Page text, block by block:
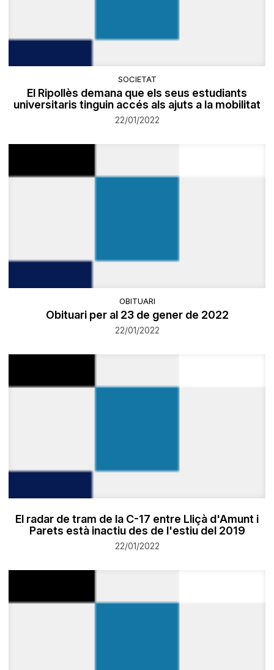
SOCIETAT
El Ripollès demana que els seus estudiants
universitaris tinguin accés als ajuts a la mobilitat
22/01/2022
OBITUARI
Obituari per al 23 de gener de 2022
22/01/2022
El radar de tram de la C-17 entre Lliçà d'Amunt i
Parets està inactiu des de l'estiu del 2019
22/01/2022